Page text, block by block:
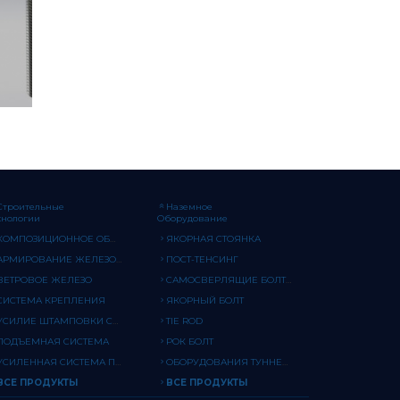
ОБОРУДОВАНИЕ
ЖЕЛЕЗОБЕТОНА
ЖЕЛЕЗО
КРЕПЛЕНИЯ
ШТАМПОВКИ СДВИГА
СИСТЕМА
СИСТЕМА ПРОРАСТАНИЯ
ПРОДУКТЫ
Наземное
Оборудование
ЯКОРНАЯ СТОЯНКА
ПОСТ-ТЕНСИНГ
САМОСВЕРЛЯЩИЕ БОЛТЫ
ЯКОРНЫЙ БОЛТ
TIE ROD
РОК БОЛТ
ОБОРУДОВАНИЯ ТУННЕЛЬНОЙ ПОДДЕРЖКИ
ВСЕ ПРОДУКТЫ